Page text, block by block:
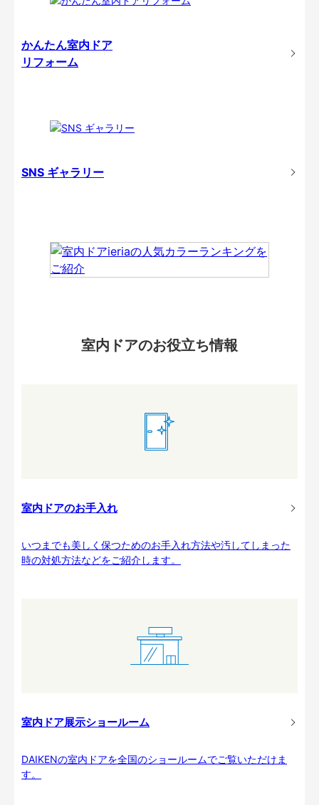
かんたん室内ドア
リフォーム
SNS ギャラリー
室内ドアのお役立ち情報
室内ドアのお手入れ
いつまでも美しく保つためのお手入れ方法や汚してしまった
時の対処方法などをご紹介します。
室内ドア展示ショールーム
DAIKENの室内ドアを全国のショールームでご覧いただけま
す。